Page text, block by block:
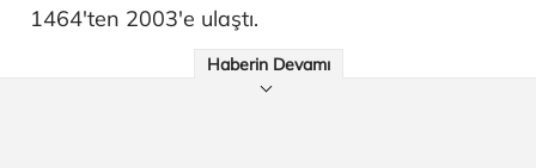
1464'ten 2003'e ulaştı.
Haberin Devamı